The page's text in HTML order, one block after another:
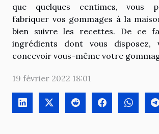
que quelques centimes, vous
fabriquer vos gommages à la
bien suivre les recettes. De ce
ingrédients dont vous disposez,
concevoir vous-même votre
19 février 2022 18:01